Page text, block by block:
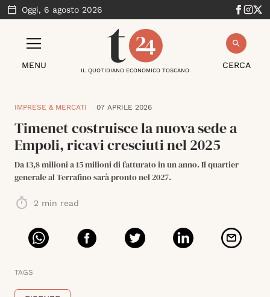
Oggi, 6 agosto 2026
MENU CERCA
IL QUOTIDIANO ECONOMICO TOSCANO
IMPRESE & MERCATI 07 APRILE 2026
Timenet costruisce la nuova sede a
Empoli, ricavi cresciuti nel 2025
Da 13,8 milioni a 15 milioni di fatturato in un anno. Il quartier
generale al Terrafino sarà pronto nel 2027.
2 min read
TAGS